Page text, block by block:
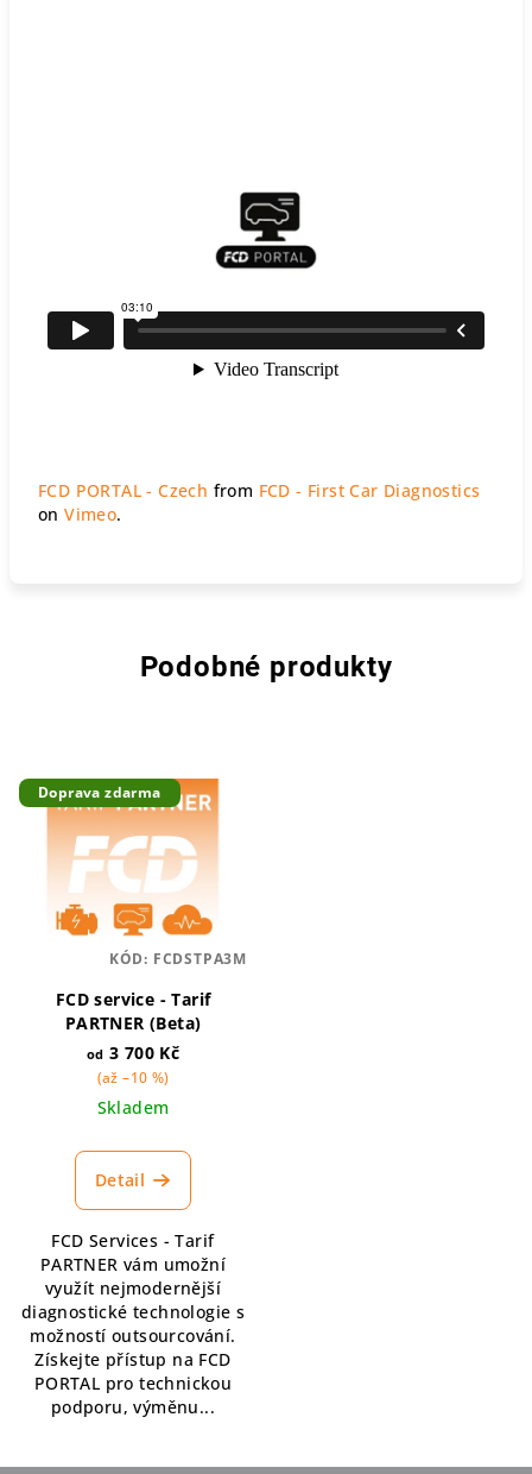
FCD PORTAL - Czech from FCD - First Car Diagnostics
onVimeo.
Podobné produkty
Doprava zdarma
FCD service - Tarif
PARTNER (Beta)
od 3 700 Kč
(až –10 %)
Skladem
Detail
FCD Services - Tarif
PARTNER vám umožní
využít nejmodernější
diagnostické technologie s
možností outsourcování.
Získejte přístup na FCD
PORTAL pro technickou
podporu, výměnu...
KÓD: FCDSTPA3M